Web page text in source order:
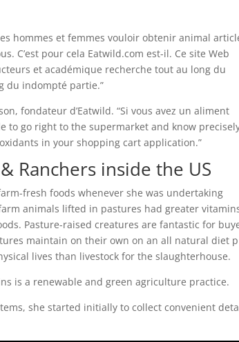
hommes et femmes vouloir obtenir animal
C’est pour cela Eatwild.com est-il. Ce site Web
et académique recherche tout au long du
du indompté partie.”
fondateur d’Eatwild. “Si vous avez un aliment
to go right to the supermarket and know
in your shopping cart application.”
Ranchers inside the US
fresh foods whenever she was undertaking
animals lifted in pastures had greater
Pasture-raised creatures are fantastic for
maintain on their own on an all natural diet
lives than livestock for the slaughterhouse.
is a renewable and green agriculture practice.
she started initially to collect convenient